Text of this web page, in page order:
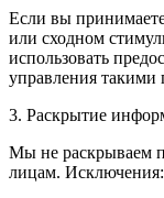
Если вы
или сходном
использовать
управления такими
3. Раскрытие
Мы не раскрываем
лицам. Исключения: